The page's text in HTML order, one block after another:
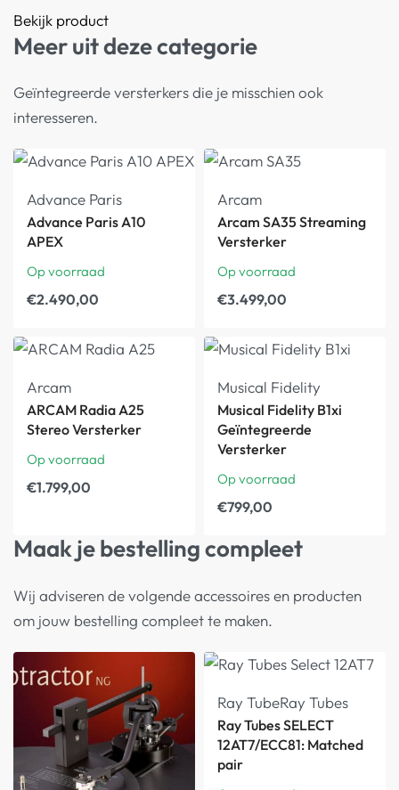
Bekijk product
Meer uit deze categorie
Geïntegreerde versterkers die je misschien ook
interesseren.
Advance Paris
Advance Paris A10
APEX
Op voorraad
€2.490,00
Arcam
Arcam SA35 Streaming
Versterker
Op voorraad
€3.499,00
Arcam
ARCAM Radia A25
Stereo Versterker
Op voorraad
€1.799,00
Musical Fidelity
Musical Fidelity B1xi
Geïntegreerde
Versterker
Op voorraad
€799,00
Maak je bestelling compleet
Wij adviseren de volgende accessoires en producten
om jouw bestelling compleet te maken.
Ray TubeRay Tubes
Ray Tubes SELECT
12AT7/ECC81: Matched
pair